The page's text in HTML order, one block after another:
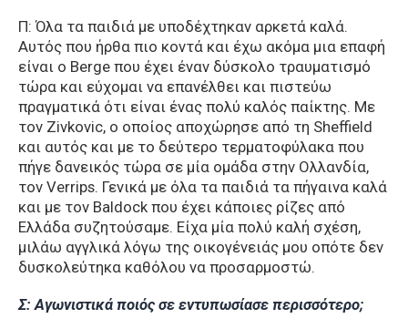
Π: Όλα τα παιδιά με υποδέχτηκαν αρκετά καλά.
Αυτός που ήρθα πιο κοντά και έχω ακόμα μια επαφή
είναι ο Berge που έχει έναν δύσκολο τραυματισμό
τώρα και εύχομαι να επανέλθει και πιστεύω
πραγματικά ότι είναι ένας πολύ καλός παίκτης. Με
τον Zivkovic, ο οποίος αποχώρησε από τη Sheffield
και αυτός και με το δεύτερο τερματοφύλακα που
πήγε δανεικός τώρα σε μία ομάδα στην Ολλανδία,
τον Verrips. Γενικά με όλα τα παιδιά τα πήγαινα καλά
και με τον Baldock που έχει κάποιες ρίζες από
Ελλάδα συζητούσαμε. Είχα μία πολύ καλή σχέση,
μιλάω αγγλικά λόγω της οικογένειάς μου οπότε δεν
δυσκολεύτηκα καθόλου να προσαρμοστώ.
Σ: Αγωνιστικά ποιός σε εντυπωσίασε περισσότερο;